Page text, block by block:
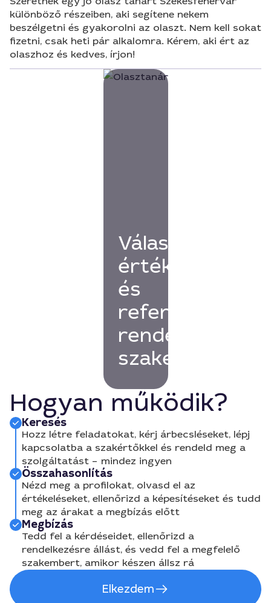
különböző részeiben, aki segítene nekem
beszélgetni és gyakorolni az olaszt. Nem kell sokat
fizetni, csak heti pár alkalomra. Kérem, aki ért az
olaszhoz és kedves, írjon!
Válassz
értékelésekkel
és
referenciákkal
rendelkező
szakembert!
Hogyan működik?
Keresés
Hozz létre feladatokat, kérj árbecsléseket, lépj
kapcsolatba a szakértőkkel és rendeld meg a
szolgáltatást – mindez ingyen
Összahasonlítás
Nézd meg a profilokat, olvasd el az
értékeléseket, ellenőrizd a képesítéseket és tudd
meg az árakat a megbízás előtt
Megbízás
Tedd fel a kérdéseidet, ellenőrizd a
rendelkezésre állást, és vedd fel a megfelelő
szakembert, amikor készen állsz rá
Elkezdem